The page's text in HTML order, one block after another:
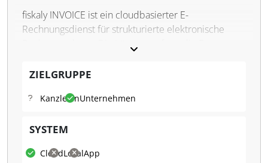
fiskaly INVOICE ist ein cloudbasierter E-
Rechnungsdienst für strukturierte elektronische
System. Zu diesem Zweck nutzt sie
elektronische Validierung und Verarbeitung von
ermöglichen. Die Einbindung erfolgt über eine
von B2B-E-Rechnungen in Europa innerhalb
ZIELGRUPPE
KanzleienUnternehmen
SYSTEM
CloudLokalApp